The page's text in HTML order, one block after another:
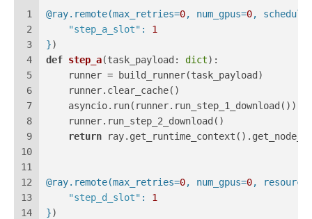
1
2
3
4
5
6
7
8
9
10
11
12
13
14
@ray.remote(max_retries=0, num_gpus=0,
"step_a_slot" : 1
})
def step_a(task_payload: dict):
    runner = build_runner(task_payload)
    runner.clear_cache()
    asyncio.run(runner.run_step_1_download())
    runner.run_step_2_download()
return
@ray.remote(max_retries=0, num_gpus=0,
"step_d_slot" : 1
})